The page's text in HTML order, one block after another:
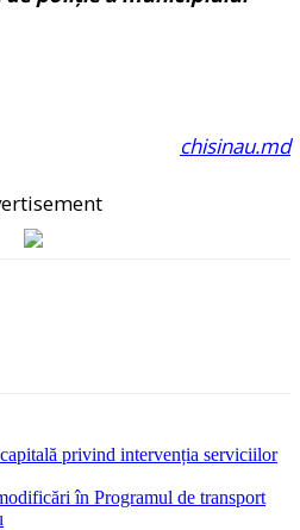
chisinau.md
privind intervenția serviciilor
în Programul de transport